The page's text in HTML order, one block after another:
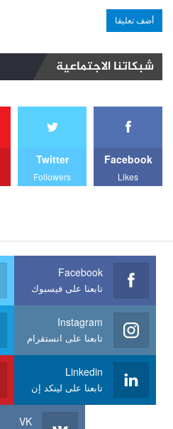
شبكاتنا الاجتماعية
Facebook
Likes
Twitter
Followers
Facebook
تابعنا على فيسبوك
Instagram
تابعنا على انستقرام
Linkedin
تابعنا على لينكد إن
VK